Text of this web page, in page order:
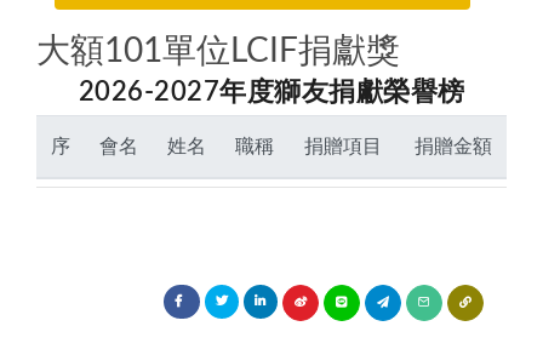
委員會主席
分會會長
捐獻榮譽
獅友捐獻榮譽榜
聯絡分會
大額101單位LCIF捐獻獎
2026-2027年度獅友捐獻榮譽榜
序 會名 姓名 職稱 捐贈項目 捐贈金額